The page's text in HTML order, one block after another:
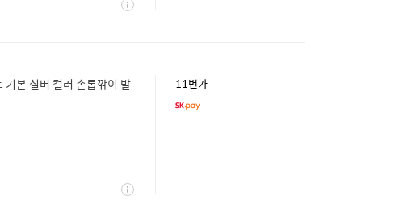
상
본 실버 컬러 손톱깎이 발
11번가
상